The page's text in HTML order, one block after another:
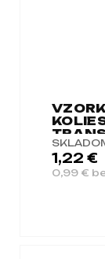
0,99 €
1,22 €